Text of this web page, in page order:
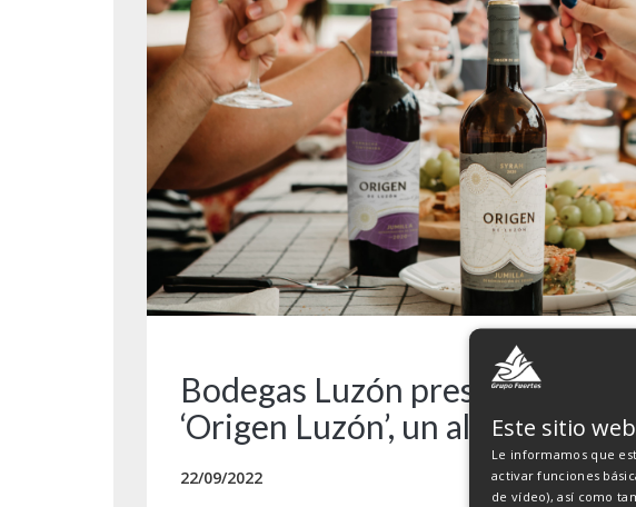
Bodegas Luzón presenta sus
‘Origen Luzón’, un alegato a
22/09/2022
Este sitio
Le informamos que
activar funciones
de vídeo), así como